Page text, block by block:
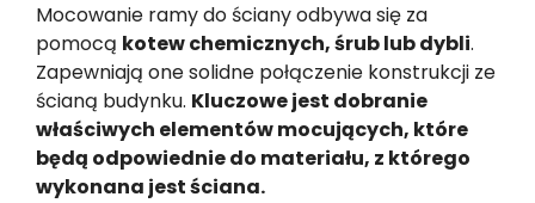
Mocowanie ramy do ściany odbywa się za
pomocą kotew chemicznych, śrub lub dybli.
Zapewniają one solidne połączenie konstrukcji ze
ścianą budynku. Kluczowe jest dobranie
właściwych elementów mocujących, które
będą odpowiednie do materiału, z którego
wykonana jest ściana.